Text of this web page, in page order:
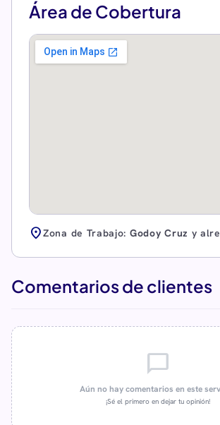
Área de Cobertura
location_onZona de Trabajo: Godoy Cruz y
Comentarios de clientes
chat_bubble_outline
Aún no hay comentarios en este
¡Sé el primero en dejar tu opinión!